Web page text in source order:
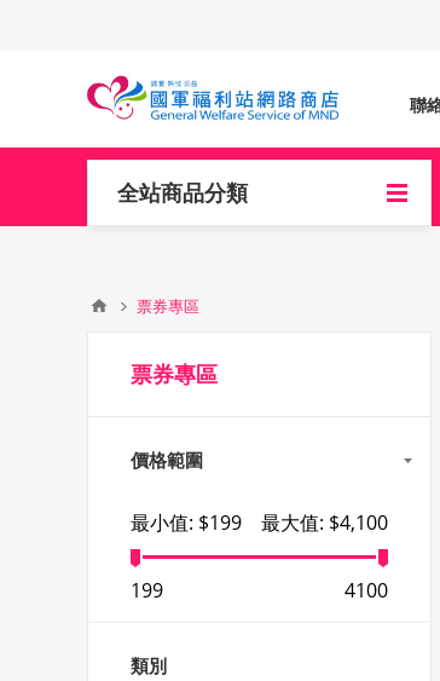
聯
全站商品分類
票券專區
票券專區
價格範圍
最小值: $199 最大值: $4,100
199 4100
類別